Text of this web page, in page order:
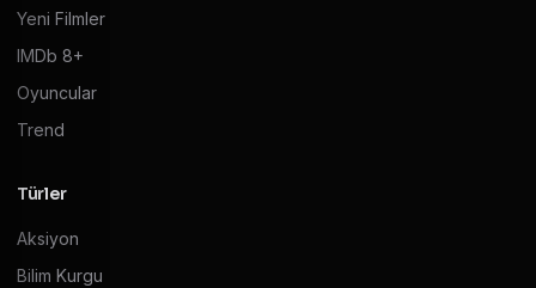
Yeni Filmler
IMDb 8+
Oyuncular
Trend
Türler
Aksiyon
Bilim Kurgu